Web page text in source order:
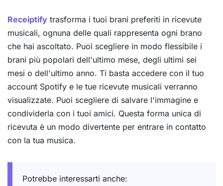
Receiptify trasforma i tuoi brani preferiti in ricevute
musicali, ognuna delle quali rappresenta ogni brano
che hai ascoltato. Puoi scegliere in modo flessibile i
brani più popolari dell'ultimo mese, degli ultimi sei
mesi o dell'ultimo anno. Ti basta accedere con il tuo
account Spotify e le tue ricevute musicali verranno
visualizzate. Puoi scegliere di salvare l'immagine e
condividerla con i tuoi amici. Questa forma unica di
ricevuta è un modo divertente per entrare in contatto
con la tua musica.
Potrebbe interessarti anche: